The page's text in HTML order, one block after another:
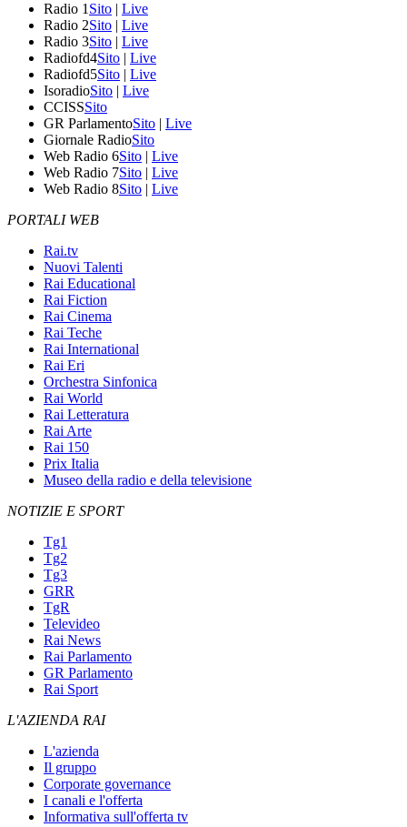
Radio 1 Sito | Live
Radio 2Sito | Live
Radio 3Sito | Live
Radiofd4Sito | Live
Radiofd5Sito | Live
IsoradioSito | Live
CCISSSito
GR ParlamentoSito | Live
Giornale RadioSito
Web Radio 6Sito | Live
Web Radio 7Sito | Live
Web Radio 8Sito | Live
PORTALI WEB
Rai.tv
Nuovi Talenti
Rai Educational
Rai Fiction
Rai Cinema
Rai Teche
Rai International
Rai Eri
Orchestra Sinfonica
Rai World
Rai Letteratura
Rai Arte
Rai 150
Prix Italia
Museo della radio e della televisione
NOTIZIE E SPORT
Tg1
Tg2
Tg3
GRR
TgR
Televideo
Rai News
Rai Parlamento
GR Parlamento
Rai Sport
L'AZIENDA RAI
L'azienda
Il gruppo
Corporate governance
I canali e l'offerta
Informativa sull'offerta tv